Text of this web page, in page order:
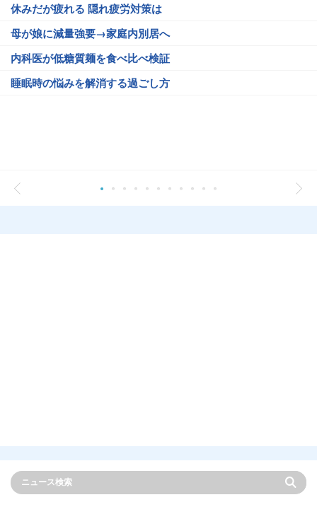
休みだが疲れる 隠れ疲労対策は
母が娘に減量強要→家庭内別居へ
内科医が低糖質麺を食べ比べ検証
睡眠時の悩みを解消する過ごし方